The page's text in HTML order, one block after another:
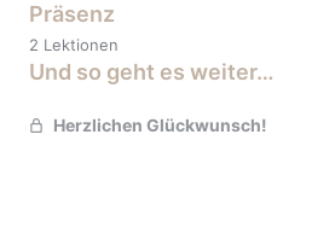
Präsenz
2 Lektionen
Und so geht es weiter…
Herzlichen Glückwunsch!